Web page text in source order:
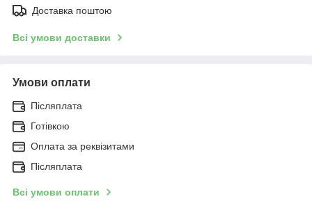
Доставка поштою
Всі умови доставки
Умови оплати
Післяплата
Готівкою
Оплата за реквізитами
Післяплата
Всі умови оплати